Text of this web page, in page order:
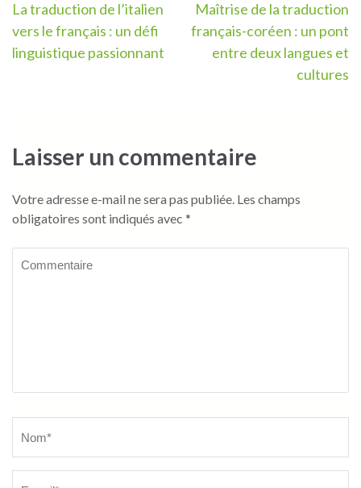
Navigation
de
La traduction de l’italien
vers le français : un défi
linguistique passionnant
Maîtrise de la traduction
français-coréen : un pont
entre deux langues et
cultures
Laisser un commentaire
Votre adresse e-mail ne sera pas publiée. Les champs
obligatoires sont indiqués avec *